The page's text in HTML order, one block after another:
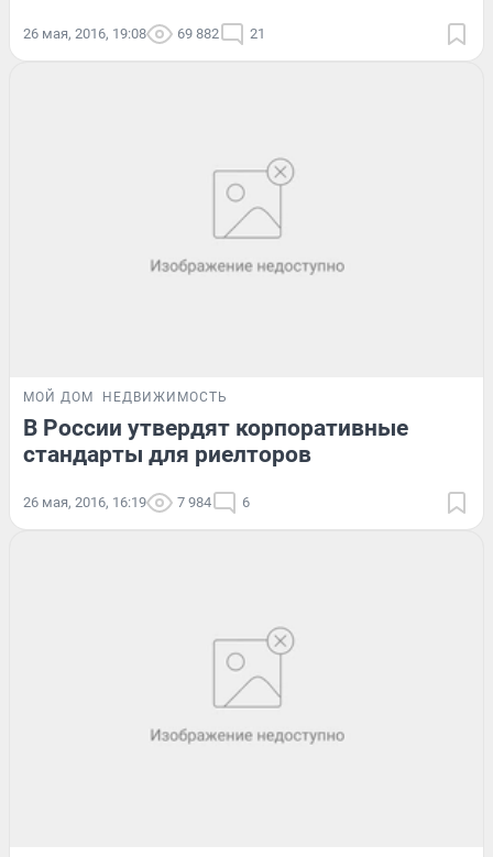
26 мая, 2016, 19:08 69 882 21
МОЙ ДОМ НЕДВИЖИМОСТЬ
В России утвердят корпоративные
стандарты для риелторов
26 мая, 2016, 16:19 7 984 6